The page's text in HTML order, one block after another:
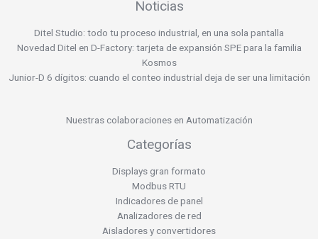
Noticias
Ditel Studio: todo tu proceso industrial, en una sola pantalla
Novedad Ditel en D-Factory: tarjeta de expansión SPE para la familia
Kosmos
Junior-D 6 dígitos: cuando el conteo industrial deja de ser una limitación
Nuestras colaboraciones en Automatización
Categorías
Displays gran formato
Modbus RTU
Indicadores de panel
Analizadores de red
Aisladores y convertidores